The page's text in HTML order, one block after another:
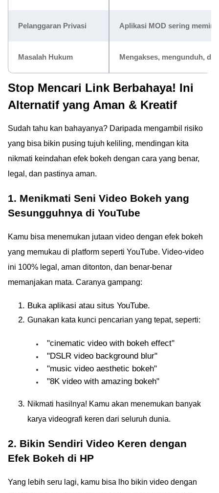
Pelanggaran Privasi Aplikasi MOD sering
Masalah Hukum Mengakses, mengunduh,
Stop Mencari Link Berbahaya! Ini
Alternatif yang Aman & Kreatif
Sudah tahu kan bahayanya? Daripada mengambil risiko
yang bisa bikin pusing tujuh keliling, mendingan kita
nikmati keindahan efek bokeh dengan cara yang benar,
legal, dan pastinya aman.
1. Menikmati Seni Video Bokeh yang
Sesungguhnya di YouTube
Kamu bisa menemukan jutaan video dengan efek bokeh
yang memukau di platform seperti YouTube. Video-video
ini 100% legal, aman ditonton, dan benar-benar
memanjakan mata. Caranya gampang:
Buka aplikasi atau situs YouTube.
Gunakan kata kunci pencarian yang tepat, seperti:
"cinematic video with bokeh effect"
"DSLR video background blur"
"music video aesthetic bokeh"
"8K video with amazing bokeh"
Nikmati hasilnya! Kamu akan menemukan banyak
karya videografi keren dari seluruh dunia.
2. Bikin Sendiri Video Keren dengan
Efek Bokeh di HP
Yang lebih seru lagi, kamu bisa lho bikin video dengan